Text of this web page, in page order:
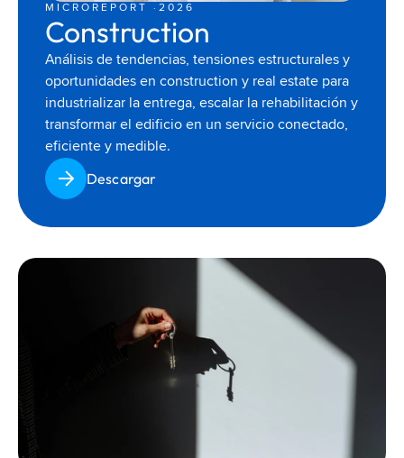
MICROREPORT · 2026
Construction
Análisis de tendencias, tensiones estructurales y
oportunidades en construction y real estate para
industrializar la entrega, escalar la rehabilitación y
transformar el edificio en un servicio conectado,
eficiente y medible.
Descargar